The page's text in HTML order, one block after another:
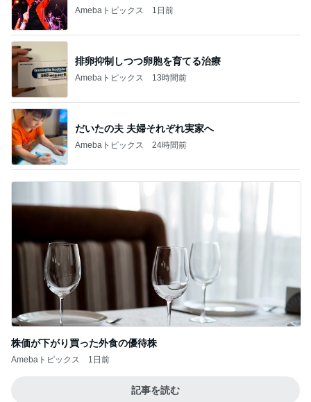
Amebaトピックス 1日前
排卵抑制しつつ卵胞を育てる治療
Amebaトピックス 13時間前
だいたの夫 夫婦それぞれ実家へ
Amebaトピックス 24時間前
株価が下がり買った外食の優待株
Amebaトピックス 1日前
記事を読む